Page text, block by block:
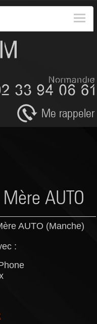
Me rappeler
AUTO
AUTO (Manche)
: